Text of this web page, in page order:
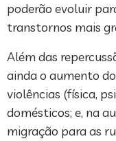
poderão evoluir
transtornos mais
Além das
ainda o aumento
violências (física,
domésticos; e, na
migração para as